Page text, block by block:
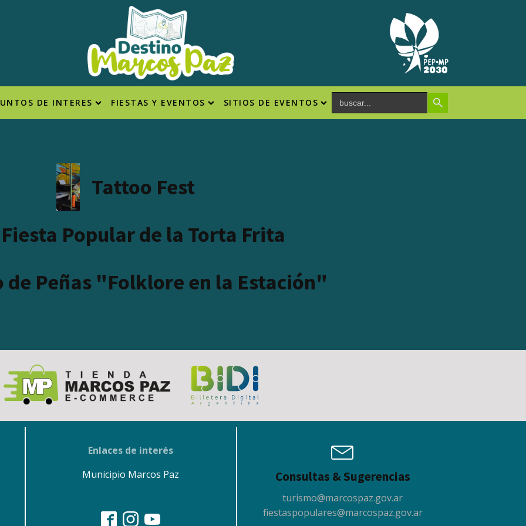
DE INTERES FIESTAS Y EVENTOS SITIOS DE EVENTOS Search
for:
Search Button
Tattoo Fest
Fiesta Popular de la Torta Frita
de Peñas "Folklore en la Estación"
Enlaces de interés
Municipio Marcos Paz
Consultas & Sugerencias
turismo@marcospaz.gov.ar
fiestaspopulares@marcospaz.gov.ar